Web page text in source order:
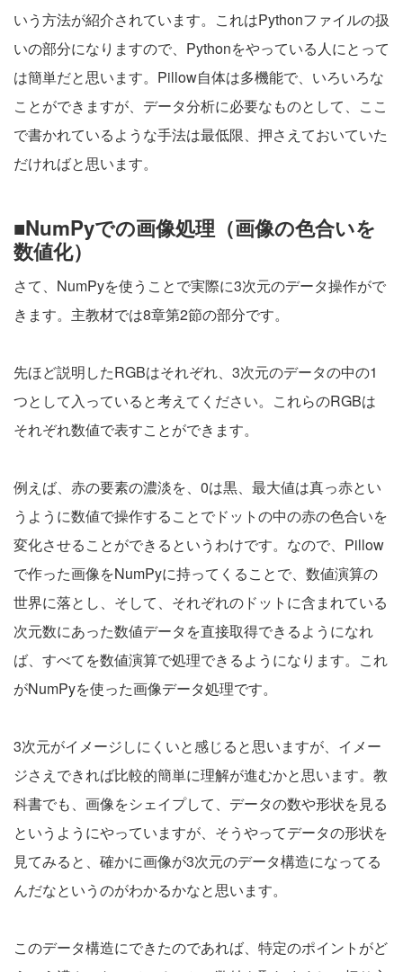
いう方法が紹介されています。これはPythonファイルの扱
いの部分になりますので、Pythonをやっている人にとって
は簡単だと思います。Pillow自体は多機能で、いろいろな
ことができますが、データ分析に必要なものとして、ここ
で書かれているような手法は最低限、押さえておいていた
だければと思います。
■NumPyでの画像処理（画像の色合いを
数値化）
さて、NumPyを使うことで実際に3次元のデータ操作がで
きます。主教材では8章第2節の部分です。
先ほど説明したRGBはそれぞれ、3次元のデータの中の1
つとして入っていると考えてください。これらのRGBは
それぞれ数値で表すことができます。
例えば、赤の要素の濃淡を、0は黒、最大値は真っ赤とい
うように数値で操作することでドットの中の赤の色合いを
変化させることができるというわけです。なので、Pillow
で作った画像をNumPyに持ってくることで、数値演算の
世界に落とし、そして、それぞれのドットに含まれている
次元数にあった数値データを直接取得できるようになれ
ば、すべてを数値演算で処理できるようになります。これ
がNumPyを使った画像データ処理です。
3次元がイメージしにくいと感じると思いますが、イメー
ジさえできれば比較的簡単に理解が進むかと思います。教
科書でも、画像をシェイプして、データの数や形状を見る
というようにやっていますが、そうやってデータの形状を
見てみると、確かに画像が3次元のデータ構造になってる
んだなというのがわかるかなと思います。
このデータ構造にできたのであれば、特定のポイントがど